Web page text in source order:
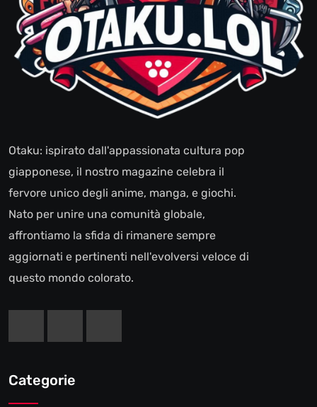
Otaku: ispirato dall'appassionata cultura pop
giapponese, il nostro magazine celebra il
fervore unico degli anime, manga, e giochi.
Nato per unire una comunità globale,
affrontiamo la sfida di rimanere sempre
aggiornati e pertinenti nell'evolversi veloce di
questo mondo colorato.
Categorie